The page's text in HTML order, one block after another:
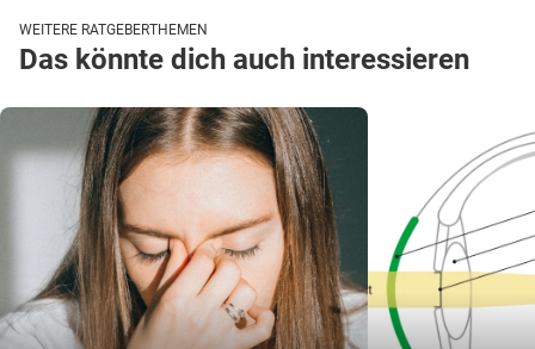
WEITERE RATGEBERTHEMEN
Das könnte dich auch interessieren